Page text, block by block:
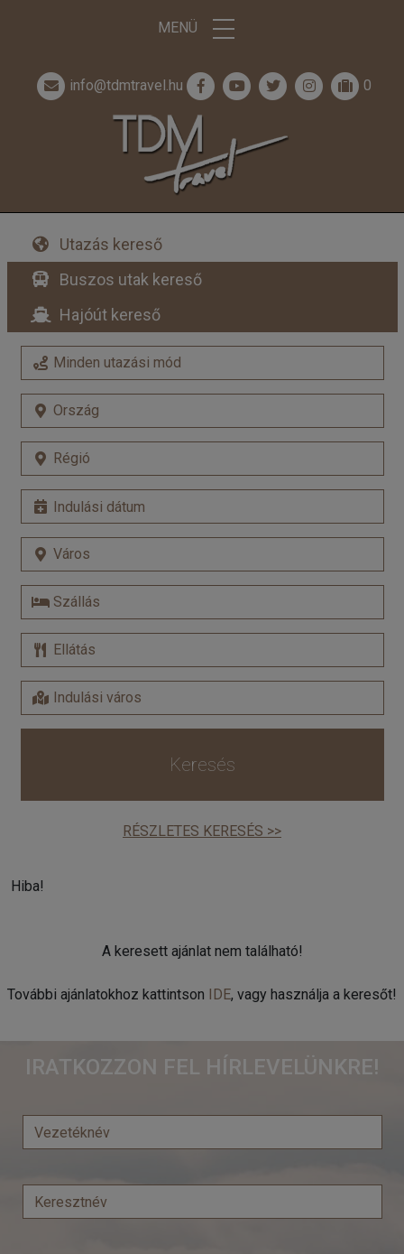
MENÜ
info@tdmtravel.hu 0
Utazás kereső
Buszos utak kereső
Hajóút kereső
Keresés
RÉSZLETES KERESÉS >>
Hiba!
A keresett ajánlat nem található!
További ajánlatokhoz kattintson IDE, vagy használja a keresőt!
IRATKOZZON FEL HÍRLEVELÜNKRE!